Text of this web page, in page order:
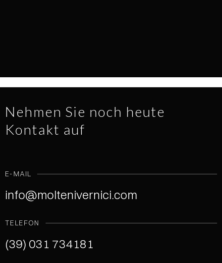
Nehmen Sie noch heute
Kontakt auf
E-MAIL
info@moltenivernici.com
TELEFON
(39) 031 734181